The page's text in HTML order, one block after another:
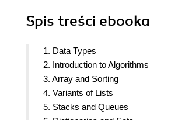
Spis treści ebooka
1. Data Types
2. Introduction to Algorithms
3. Array and Sorting
4. Variants of Lists
5. Stacks and Queues